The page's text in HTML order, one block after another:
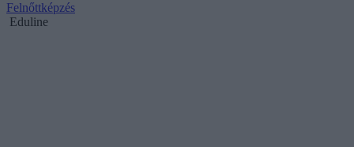
Felnőttképzés
Eduline